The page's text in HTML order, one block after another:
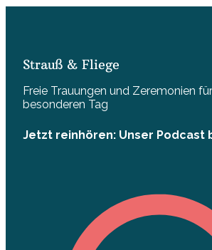
Strauß & Fliege
Freie Trauungen und Zeremonien
besonderen Tag
Jetzt reinhören: Unser Podcast